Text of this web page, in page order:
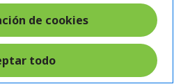
Producto
de cookies
todo